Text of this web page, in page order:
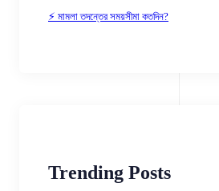
⚡ মামলা তদন্তের সময়সীমা কতদিন?
Trending Posts